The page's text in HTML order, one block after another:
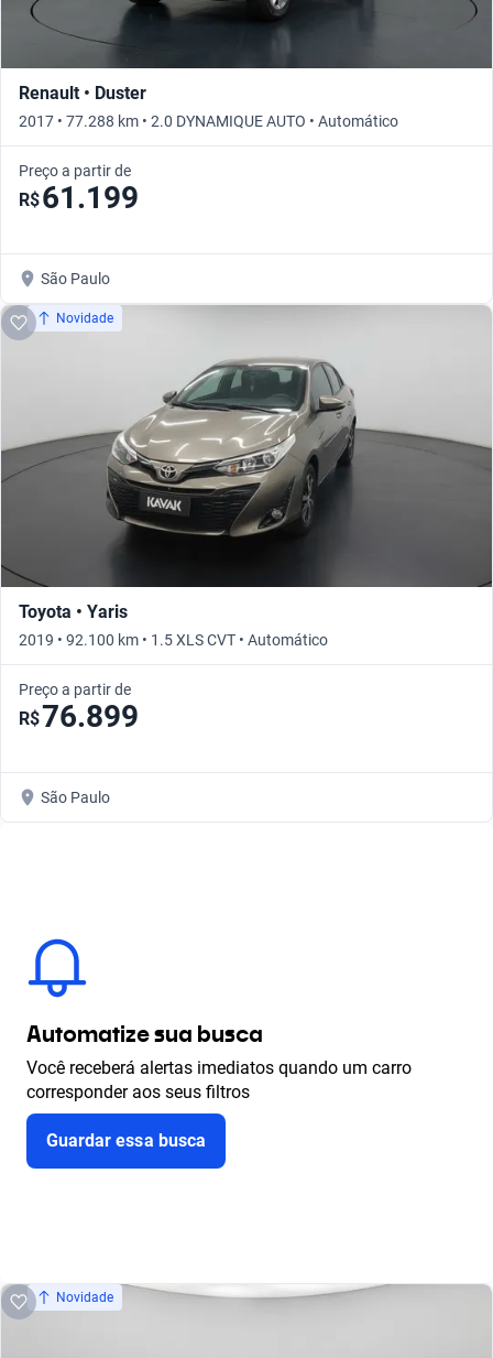
Renault • Duster
2017 • 77.288 km • 2.0 DYNAMIQUE AUTO • Automático
Preço a partir de
R$61.199
São Paulo
Novidade
Toyota • Yaris
2019 • 92.100 km • 1.5 XLS CVT • Automático
Preço a partir de
R$76.899
São Paulo
Automatize sua busca
Você receberá alertas imediatos quando um carro
corresponder aos seus filtros
Guardar essa busca
Novidade